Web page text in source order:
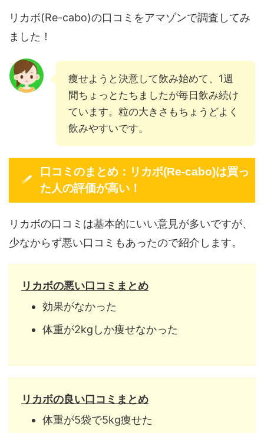
リカボ(Re-cabo)の口コミをアマゾンで調査してみ
ました！
痩せようと決意して飲み始めて、1週
間ちょっとたちましたが毎日飲み続け
ています。粒の大きさもちょうどよく
飲みやすいです。
口コミのまとめ：リカボ(Re-cabo)は買っ
た人の評価が高い！
リカボの口コミは基本的にいい意見が多いですが、
少なからず悪い口コミもあったので紹介します。
リカボの悪い口コミまとめ
効果がなかった
体重が2kgしか痩せなかった
リカボの良い口コミまとめ
体重が5袋で5kg痩せた